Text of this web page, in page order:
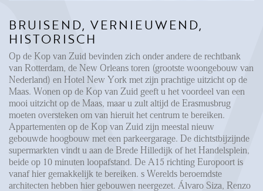
BRUISEND, VERNIEUWEND,
HISTORISCH
Op de Kop van Zuid bevinden zich onder andere de rechtbank
van Rotterdam, de New Orleans toren (grootste woongebouw van
Nederland) en Hotel New York met zijn prachtige uitzicht op de
Maas. Wonen op de Kop van Zuid geeft u het voordeel van een
mooi uitzicht op de Maas, maar u zult altijd de Erasmusbrug
moeten oversteken om van hieruit het centrum te bereiken.
Appartementen op de Kop van Zuid zijn meestal nieuw
gebouwde hoogbouw met een parkeergarage. De dichtstbijzijnde
supermarkten vindt u aan de Brede Hilledijk of het Handelsplein,
beide op 10 minuten loopafstand. De A15 richting Europoort is
vanaf hier gemakkelijk te bereiken. s Werelds beroemdste
architecten hebben hier gebouwen neergezet. Álvaro Siza, Renzo
CONTACT
Den Haag
Hillegersberg
Rotterdam